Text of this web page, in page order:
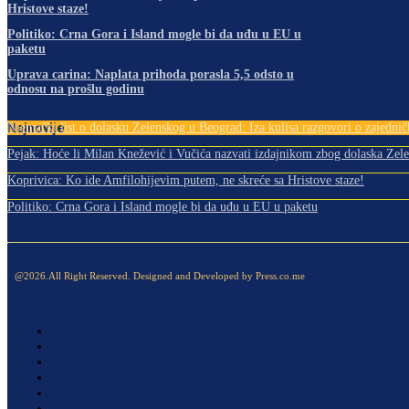
Hristove staze!
Politiko: Crna Gora i Island mogle bi da uđu u EU u
paketu
Uprava carina: Naplata prihoda porasla 5,5 odsto u
odnosu na prošlu godinu
Najnovije
Njemački list o dolasku Zelenskog u Beograd: Iza kulisa razgovori o
Pejak: Hoće li Milan Knežević i Vučića nazvati izdajnikom zbog dolaska
Koprivica: Ko ide Amfilohijevim putem, ne skreće sa Hristove staze!
Politiko: Crna Gora i Island mogle bi da uđu u EU u paketu
@2026.All Right Reserved. Designed and Developed by Press.co.me